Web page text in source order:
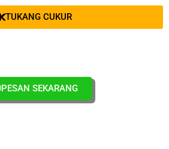
TUKANG CUKUR
PESAN SEKARANG